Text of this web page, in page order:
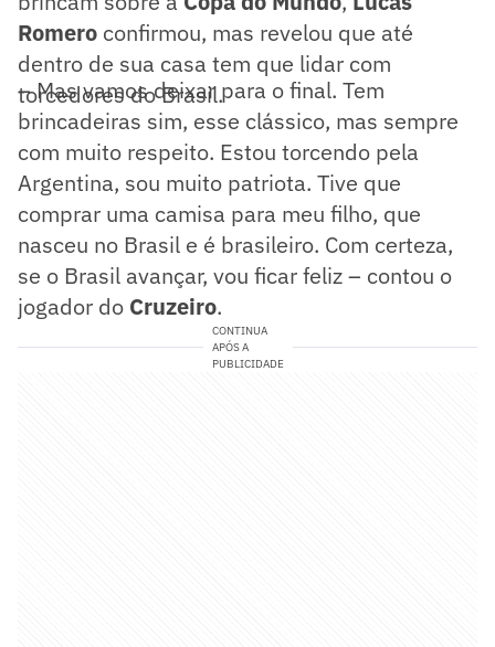
Romero confirmou, mas revelou que até
dentro de sua casa tem que lidar com
torcedores do Brasil.
– Mas vamos deixar para o final. Tem
brincadeiras sim, esse clássico, mas sempre
com muito respeito. Estou torcendo pela
Argentina, sou muito patriota. Tive que
comprar uma camisa para meu filho, que
nasceu no Brasil e é brasileiro. Com certeza,
se o Brasil avançar, vou ficar feliz – contou o
jogador do Cruzeiro.
CONTINUA
APÓS A
PUBLICIDADE